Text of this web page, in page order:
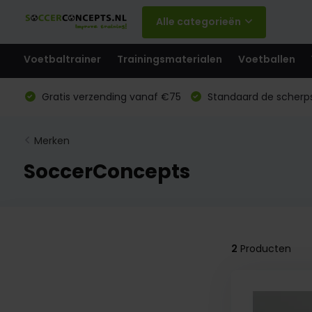
Alle categorieën
Voetbaltrainer Trainingsmaterialen Voetballen
Gratis verzending vanaf €75 Standaard de
Merken
SoccerConcepts
2 Producten